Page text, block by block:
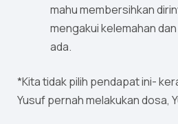
mahu membersihkan
mengakui kelemahan
ada.
*Kita tidak pilih pendapat ini-
Yusuf pernah melakukan dosa,